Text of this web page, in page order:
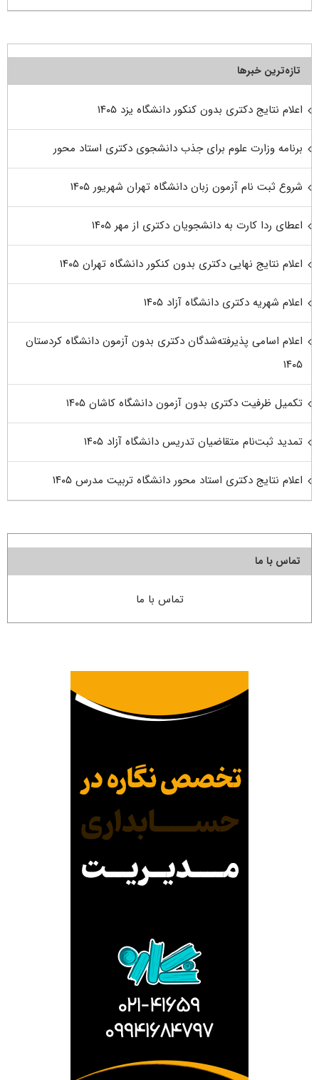
تازه‌ترین خبرها
اعلام نتایج دکتری بدون کنکور دانشگاه یزد ۱۴۰۵
برنامه وزارت علوم برای جذب دانشجوی دکتری استاد محور
شروع ثبت نام آزمون زبان دانشگاه تهران شهریور ۱۴۰۵
اعطای ردا کارت به دانشجویان دکتری از مهر ۱۴۰۵
اعلام نتایج نهایی دکتری بدون کنکور دانشگاه تهران ۱۴۰۵
اعلام شهریه دکتری دانشگاه آزاد ۱۴۰۵
اعلام اسامی پذیرفته‌شدگان دکتری بدون آزمون دانشگاه کردستان
۱۴۰۵
تکمیل ظرفیت دکتری بدون آزمون دانشگاه کاشان ۱۴۰۵
تمدید ثبت‌نام متقاضیان تدریس دانشگاه آزاد ۱۴۰۵
اعلام نتایج دکتری استاد محور دانشگاه تربیت مدرس ۱۴۰۵
تماس با ما
تماس با ما